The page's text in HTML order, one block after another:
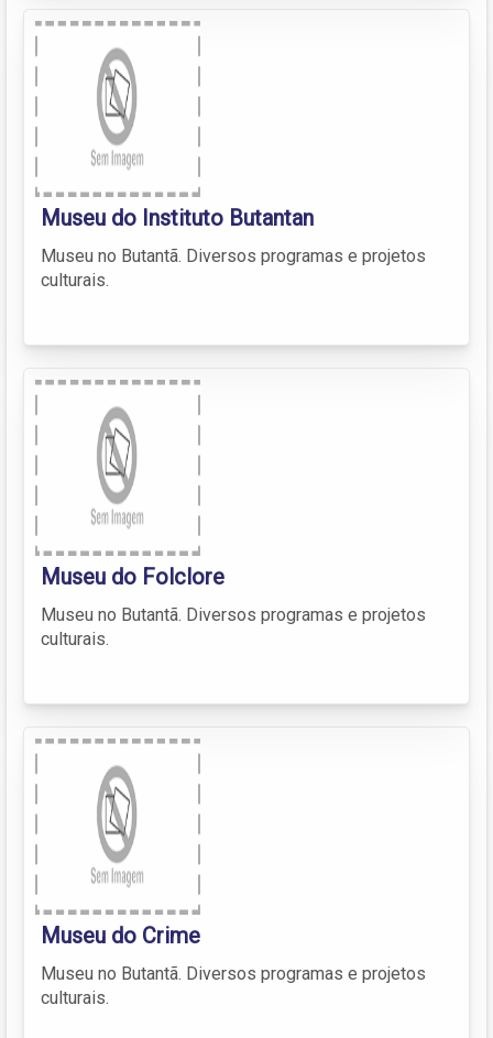
Museu do Instituto Butantan
Museu no Butantã. Diversos programas e projetos
culturais.
Museu do Folclore
Museu no Butantã. Diversos programas e projetos
culturais.
Museu do Crime
Museu no Butantã. Diversos programas e projetos
culturais.